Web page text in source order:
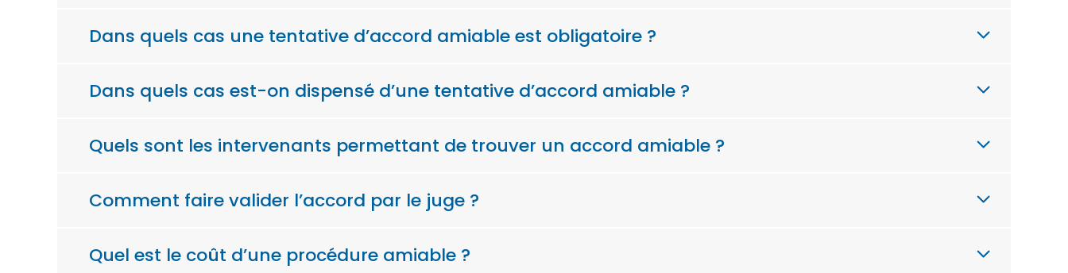
Dans quels cas une tentative d’accord amiable est obligatoire ?
Dans quels cas est-on dispensé d’une tentative d’accord amiable ?
Quels sont les intervenants permettant de trouver un accord amiable ?
Comment faire valider l’accord par le juge ?
Quel est le coût d’une procédure amiable ?